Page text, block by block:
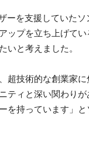
ーを支援していたソ
ップを立ち上げて
いと考えました。
超技術的な創業家
ティと深い関わり
を持っています」